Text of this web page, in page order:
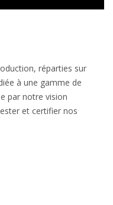
réparties sur
à une gamme de
par notre vision
et certifier nos